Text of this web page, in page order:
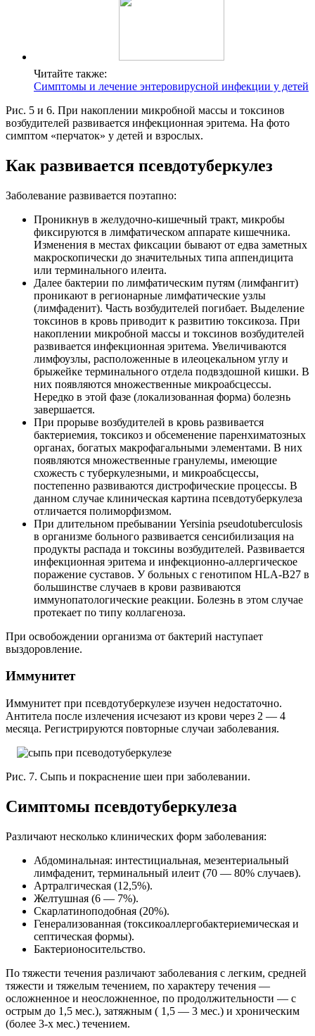
Читайте также:
Симптомы и лечение энтеровирусной инфекции у детей
Рис. 5 и 6. При накоплении микробной массы и токсинов
возбудителей развивается инфекционная эритема. На фото
симптом «перчаток» у детей и взрослых.
Как развивается псевдотуберкулез
Заболевание развивается поэтапно:
Проникнув в желудочно-кишечный тракт, микробы
фиксируются в лимфатическом аппарате кишечника.
Изменения в местах фиксации бывают от едва заметных
макроскопически до значительных типа аппендицита
или терминального илеита.
Далее бактерии по лимфатическим путям (лимфангит)
проникают в регионарные лимфатические узлы
(лимфаденит). Часть возбудителей погибает. Выделение
токсинов в кровь приводит к развитию токсикоза. При
накоплении микробной массы и токсинов возбудителей
развивается инфекционная эритема. Увеличиваются
лимфоузлы, расположенные в илеоцекальном углу и
брыжейке терминального отдела подвздошной кишки. В
них появляются множественные микроабсцессы.
Нередко в этой фазе (локализованная форма) болезнь
завершается.
При прорыве возбудителей в кровь развивается
бактериемия, токсикоз и обсеменение паренхиматозных
органах, богатых макрофагальными элементами. В них
появляются множественные гранулемы, имеющие
схожесть с туберкулезными, и микроабсцессы,
постепенно развиваются дистрофические процессы. В
данном случае клиническая картина псевдотуберкулеза
отличается полиморфизмом.
При длительном пребывании Yersinia pseudotuberculosis
в организме больного развивается сенсибилизация на
продукты распада и токсины возбудителей. Развивается
инфекционная эритема и инфекционно-аллергическое
поражение суставов. У больных с генотипом HLA-B27 в
большинстве случаев в крови развиваются
иммунопатологические реакции. Болезнь в этом случае
протекает по типу коллагеноза.
При освобождении организма от бактерий наступает
выздоровление.
Иммунитет
Иммунитет при псевдотуберкулезе изучен недостаточно.
Антитела после излечения исчезают из крови через 2 — 4
месяца. Регистрируются повторные случаи заболевания.
Рис. 7. Сыпь и покраснение шеи при заболевании.
Симптомы псевдотуберкулеза
Различают несколько клинических форм заболевания:
Абдоминальная: интестициальная, мезентериальный
лимфаденит, терминальный илеит (70 — 80% случаев).
Артралгическая (12,5%).
Желтушная (6 — 7%).
Скарлатиноподобная (20%).
Генерализованная (токсикоаллергобактериемическая и
септическая формы).
Бактерионосительство.
По тяжести течения различают заболевания с легким, средней
тяжести и тяжелым течением, по характеру течения —
осложненное и неосложненное, по продолжительности — с
острым до 1,5 мес.), затяжным ( 1,5 — 3 мес.) и хроническим
(более 3-х мес.) течением.